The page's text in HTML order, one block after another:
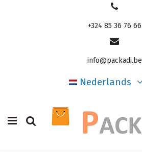
+324 85 36 76 66
info@packadi.be
Nederlands